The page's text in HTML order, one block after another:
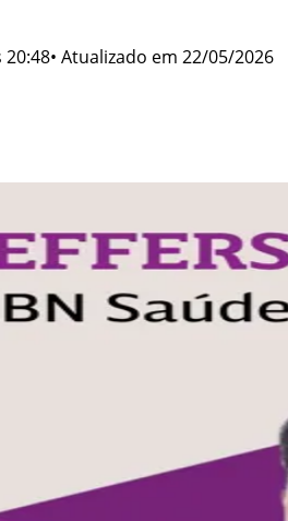
20:48• Atualizado em 22/05/2026